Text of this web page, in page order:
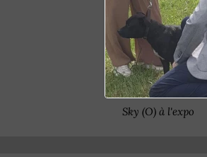
Sky (O) à l'expo